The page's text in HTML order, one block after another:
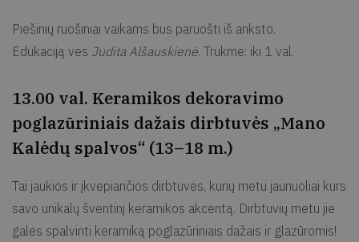
Piešinių ruošiniai vaikams bus paruošti iš anksto.
Edukaciją ves Judita Alšauskienė. Trukmė: iki 1 val.
13.00 val. Keramikos dekoravimo
poglazūriniais dažais dirbtuvės „Mano
Kalėdų spalvos“ (13–18 m.)
Tai jaukios ir įkvepiančios dirbtuvės, kurių metu jaunuoliai kurs
savo unikalų šventinį keramikos akcentą. Dirbtuvių metu jie
galės spalvinti keramiką poglazūriniais dažais ir glazūromis!